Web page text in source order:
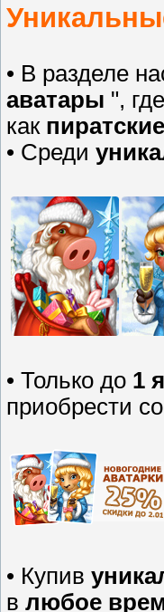
• В разделе
аватары ",
как пиратские
• Среди
• Только до 1
приобрести со
• Купив
в любое